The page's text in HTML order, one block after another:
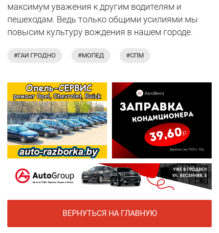
максимум уважения к другим водителям и
пешеходам. Ведь только общими усилиями мы
повысим культуру вождения в нашем городе.
#ГАИ ГРОДНО #МОПЕД #СПМ
ВЕРНУТЬСЯ НА ГЛАВНУЮ